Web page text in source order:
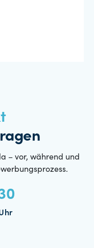
– vor, während und